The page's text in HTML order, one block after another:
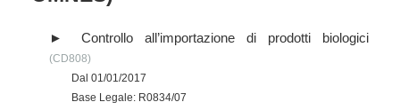
Controllo all’importazione di prodotti biologici
(CD808)
Dal 01/01/2017
Base Legale: R0834/07